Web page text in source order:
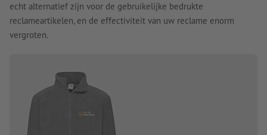
echt alternatief zijn voor de gebruikelijke bedrukte
reclameartikelen, en de effectiviteit van uw reclame enorm
vergroten.